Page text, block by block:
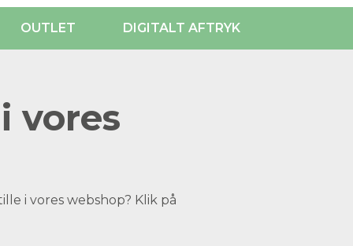
OUTLET DIGITALT AFTRYK
vores
i vores webshop? Klik på